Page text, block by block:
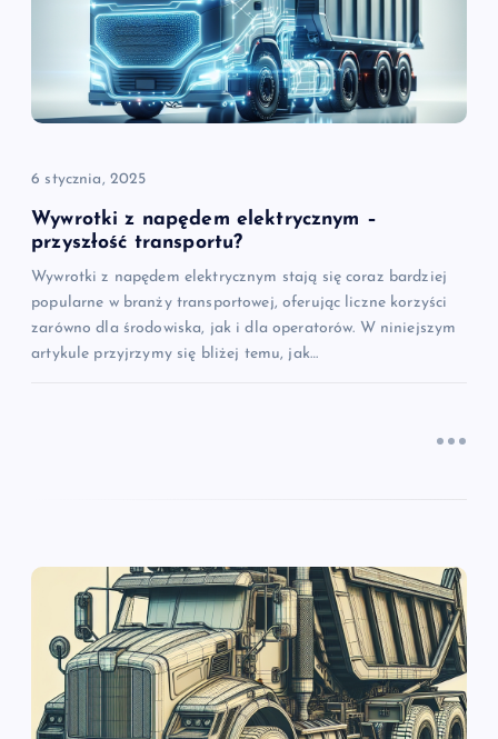
p
s
u
6 stycznia, 2025
Wywrotki z napędem elektrycznym –
przyszłość transportu?
Wywrotki z napędem elektrycznym stają się coraz bardziej
popularne w branży transportowej, oferując liczne korzyści
zarówno dla środowiska, jak i dla operatorów. W niniejszym
artykule przyjrzymy się bliżej temu, jak…